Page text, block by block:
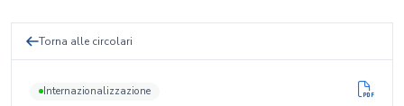
Torna alle circolari
Internazionalizzazione